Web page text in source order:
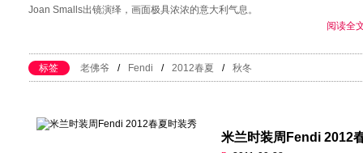
Joan Smalls出镜演绎，画面极具浓浓的意大利气息。
阅读全
标签 老佛爷 / Fendi / 2012春夏 / 秋冬
米兰时装周Fendi 2012